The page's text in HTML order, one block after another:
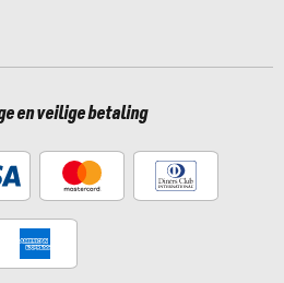
en veilige betaling